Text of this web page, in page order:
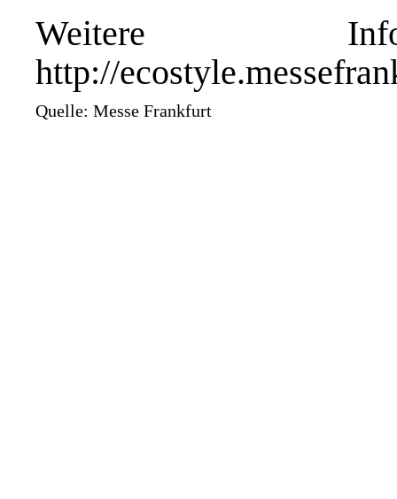
Weitere
http://
Quelle: Messe Frankfurt